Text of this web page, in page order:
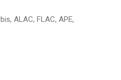
ALAC, FLAC, APE,